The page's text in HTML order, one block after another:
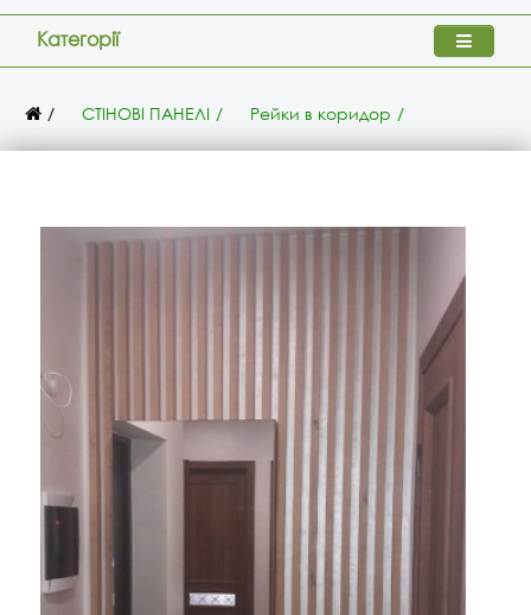
Категорії
СТІНОВІ ПАНЕЛІ Рейки в коридор